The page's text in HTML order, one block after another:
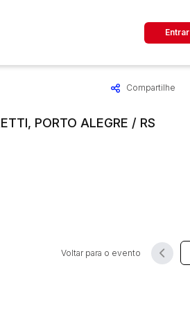
Cidade
Entrar
Compartilhe
PORTO ALEGRE / RS
Voltar para o evento